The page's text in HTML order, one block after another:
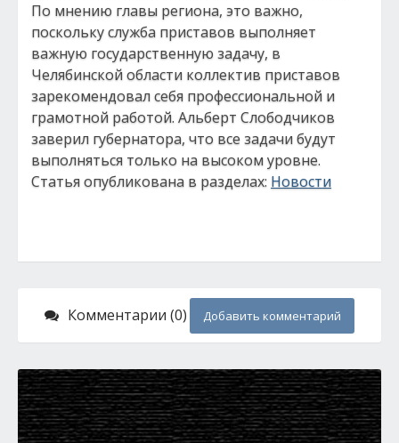
По мнению главы региона, это важно,
поскольку служба приставов выполняет
важную государственную задачу, в
Челябинской области коллектив приставов
зарекомендовал себя профессиональной и
грамотной работой. Альберт Слободчиков
заверил губернатора, что все задачи будут
выполняться только на высоком уровне.
Статья опубликована в разделах: Новости
Комментарии (0) Добавить комментарий